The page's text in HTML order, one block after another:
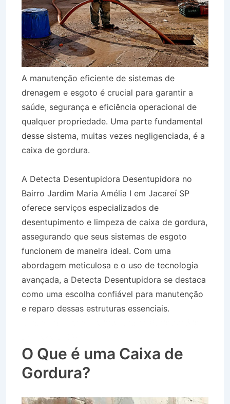
A manutenção eficiente de sistemas de
drenagem e esgoto é crucial para garantir a
saúde, segurança e eficiência operacional de
qualquer propriedade. Uma parte fundamental
desse sistema, muitas vezes negligenciada, é a
caixa de gordura.
A Detecta Desentupidora Desentupidora no
Bairro Jardim Maria Amélia I em Jacareí SP
oferece serviços especializados de
desentupimento e limpeza de caixa de gordura,
assegurando que seus sistemas de esgoto
funcionem de maneira ideal. Com uma
abordagem meticulosa e o uso de tecnologia
avançada, a Detecta Desentupidora se destaca
como uma escolha confiável para manutenção
e reparo dessas estruturas essenciais.
O Que é uma Caixa de
Gordura?